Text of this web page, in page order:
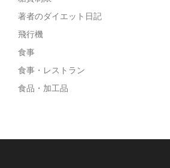
著者のダイエット日記
飛行機
食事
食事・レストラン
食品・加工品